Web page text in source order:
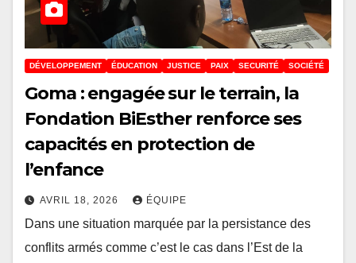
DÉVELOPPEMENT ÉDUCATION JUSTICE PAIX SECURITÉ SOCIÉTÉ
Goma : engagée sur le terrain, la
Fondation BiEsther renforce ses
capacités en protection de
l’enfance
AVRIL 18, 2026 ÉQUIPE
Dans une situation marquée par la persistance des
conflits armés comme c’est le cas dans l’Est de la